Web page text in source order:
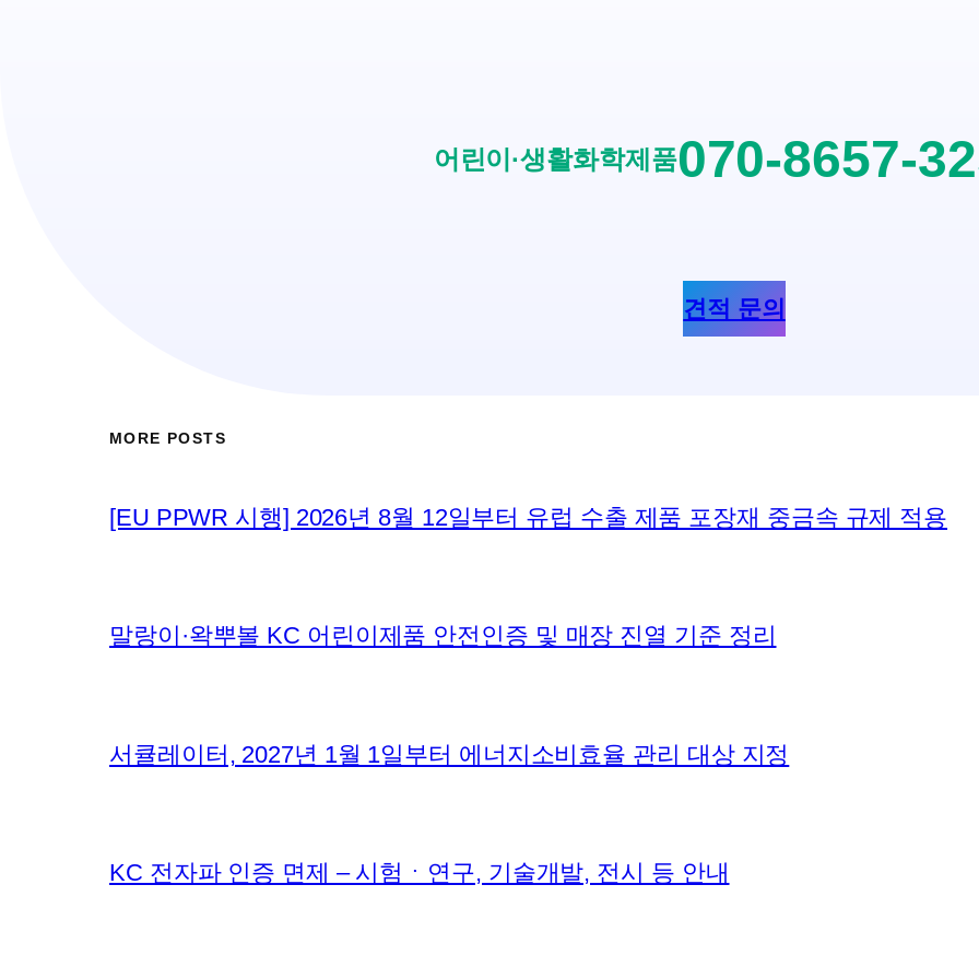
어린이·생활화학제품070-8657-
견적 문의
MORE POSTS
[EU PPWR 시행] 2026년 8월 12일부터 유럽 수출 제품 포장재 중금속 규제 적용
말랑이·왁뿌볼 KC 어린이제품 안전인증 및 매장 진열 기준 정리
서큘레이터, 2027년 1월 1일부터 에너지소비효율 관리 대상 지정
KC 전자파 인증 면제 – 시험ㆍ연구, 기술개발, 전시 등 안내